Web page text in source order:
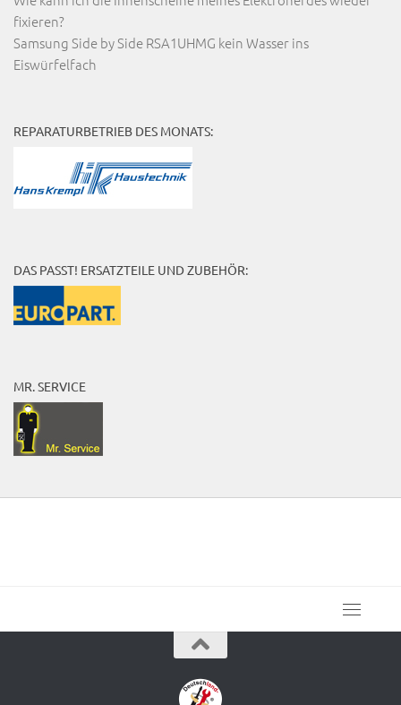
fixieren?
Samsung Side by Side RSA1UHMG kein Wasser ins
Eiswürfelfach
REPARATURBETRIEB DES MONATS:
DAS PASST! ERSATZTEILE UND ZUBEHÖR:
MR. SERVICE